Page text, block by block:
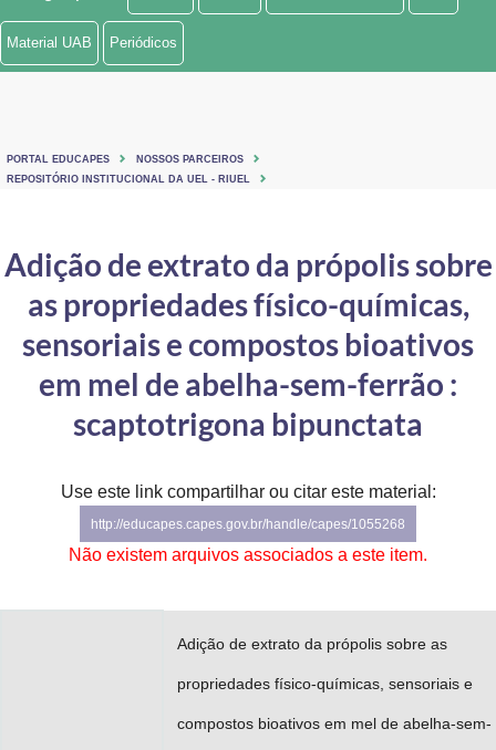
Ministério de Minas e Energia
Ministério do Turismo
Controladoria-Geral da União
Ministério da Mulher, da Família e dos Direitos Humanos
Secretaria de Governo
Advocacia-Geral da União
Banco Central do Brasil
Planalto
Material UAB Periódicos
PORTAL EDUCAPES
NOSSOS PARCEIROS
REPOSITÓRIO INSTITUCIONAL DA UEL - RIUEL
Adição de extrato da própolis sobre
as propriedades físico-químicas,
sensoriais e compostos bioativos
em mel de abelha-sem-ferrão :
scaptotrigona bipunctata
Use este link compartilhar ou citar este material:
http://educapes.capes.gov.br/handle/capes/1055268
Não existem arquivos associados a este item.
Adição de extrato da própolis sobre as
propriedades físico-químicas, sensoriais e
compostos bioativos em mel de abelha-sem-